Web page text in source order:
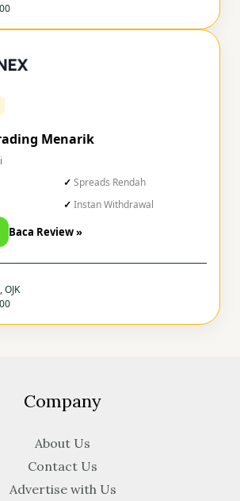
Menarik
Spreads Rendah
Instan Withdrawal
Baca Review »
Company
About Us
Contact Us
Advertise with Us